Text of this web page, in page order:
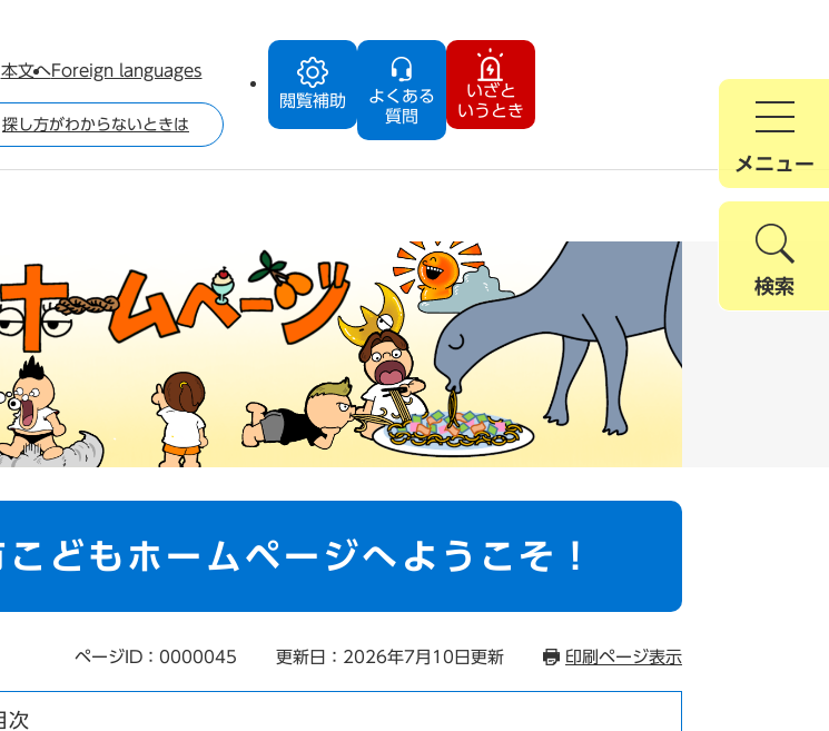
閲覧補助
よくある
質問
いざと
いうとき
本文へForeign languages
探し方がわからないときは
メニュー
検索
どもホームページへようこそ！
ページID：0000045 更新日：2026年7月10日更新 印刷ページ表示
次